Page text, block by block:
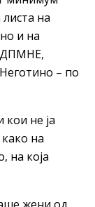
на
и на
ДПМНЕ,
– по
кои не ја
на
на која